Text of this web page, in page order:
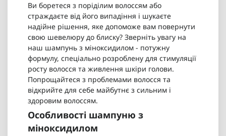
Ви боретеся з поріділим волоссям або
страждаєте від його випадіння і шукаєте
надійне рішення, яке допоможе вам повернути
свою шевелюру до блиску? Зверніть увагу на
наш шампунь з міноксидилом - потужну
формулу, спеціально розроблену для стимуляції
росту волосся та живлення шкіри голови.
Попрощайтеся з проблемами волосся та
відкрийте для себе майбутнє з сильним і
здоровим волоссям.
Особливості шампуню з
міноксидилом